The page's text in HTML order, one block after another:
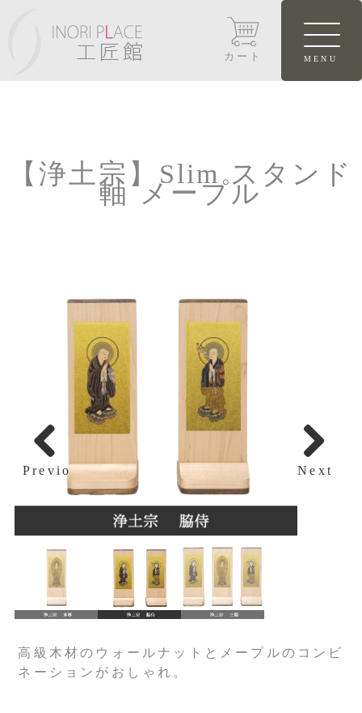
カート
【浄土宗】Slim スタンド
軸 メープル
Previous Next
高級木材のウォールナットとメープルのコンビ
ネーションがおしゃれ。